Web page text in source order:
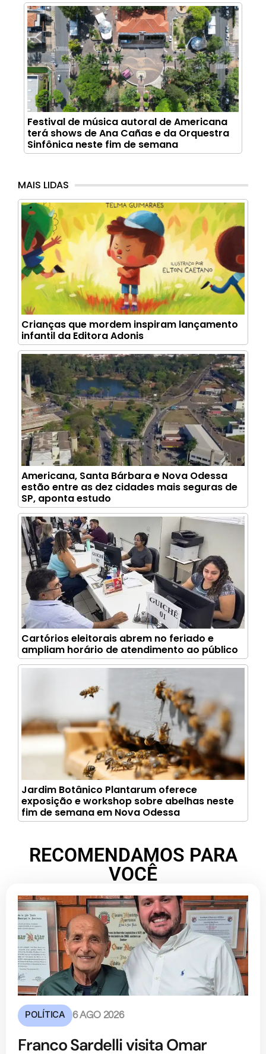
Festival de música autoral de Americana
terá shows de Ana Cañas e da Orquestra
Sinfônica neste fim de semana
MAIS LIDAS
Crianças que mordem inspiram lançamento
infantil da Editora Adonis
Americana, Santa Bárbara e Nova Odessa
estão entre as dez cidades mais seguras de
SP, aponta estudo
Cartórios eleitorais abrem no feriado e
ampliam horário de atendimento ao público
Jardim Botânico Plantarum oferece
exposição e workshop sobre abelhas neste
fim de semana em Nova Odessa
RECOMENDAMOS PARA
VOCÊ
POLÍTICA 6 AGO 2026
Franco Sardelli visita Omar